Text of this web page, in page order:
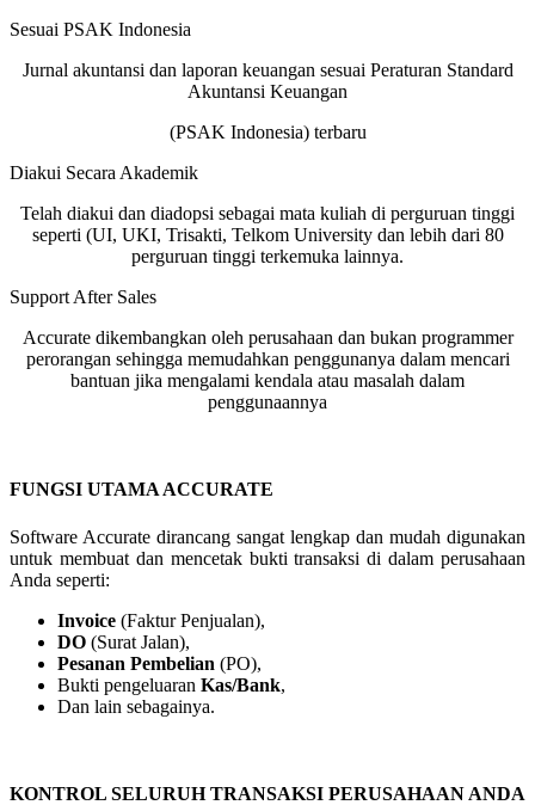
Sesuai PSAK Indonesia
Jurnal akuntansi dan laporan keuangan sesuai Peraturan Standard
Akuntansi Keuangan
(PSAK Indonesia) terbaru
Diakui Secara Akademik
Telah diakui dan diadopsi sebagai mata kuliah di perguruan tinggi
seperti (UI, UKI, Trisakti, Telkom University dan lebih dari 80
perguruan tinggi terkemuka lainnya.
Support After Sales
Accurate dikembangkan oleh perusahaan dan bukan programmer
perorangan sehingga memudahkan penggunanya dalam mencari
bantuan jika mengalami kendala atau masalah dalam
penggunaannya
FUNGSI UTAMA ACCURATE
Software Accurate dirancang sangat lengkap dan mudah digunakan
untuk membuat dan mencetak bukti transaksi di dalam perusahaan
Anda seperti:
Invoice (Faktur Penjualan),
DO (Surat Jalan),
Pesanan Pembelian (PO),
Bukti pengeluaran Kas/Bank,
Dan lain sebagainya.
KONTROL SELURUH TRANSAKSI PERUSAHAAN ANDA